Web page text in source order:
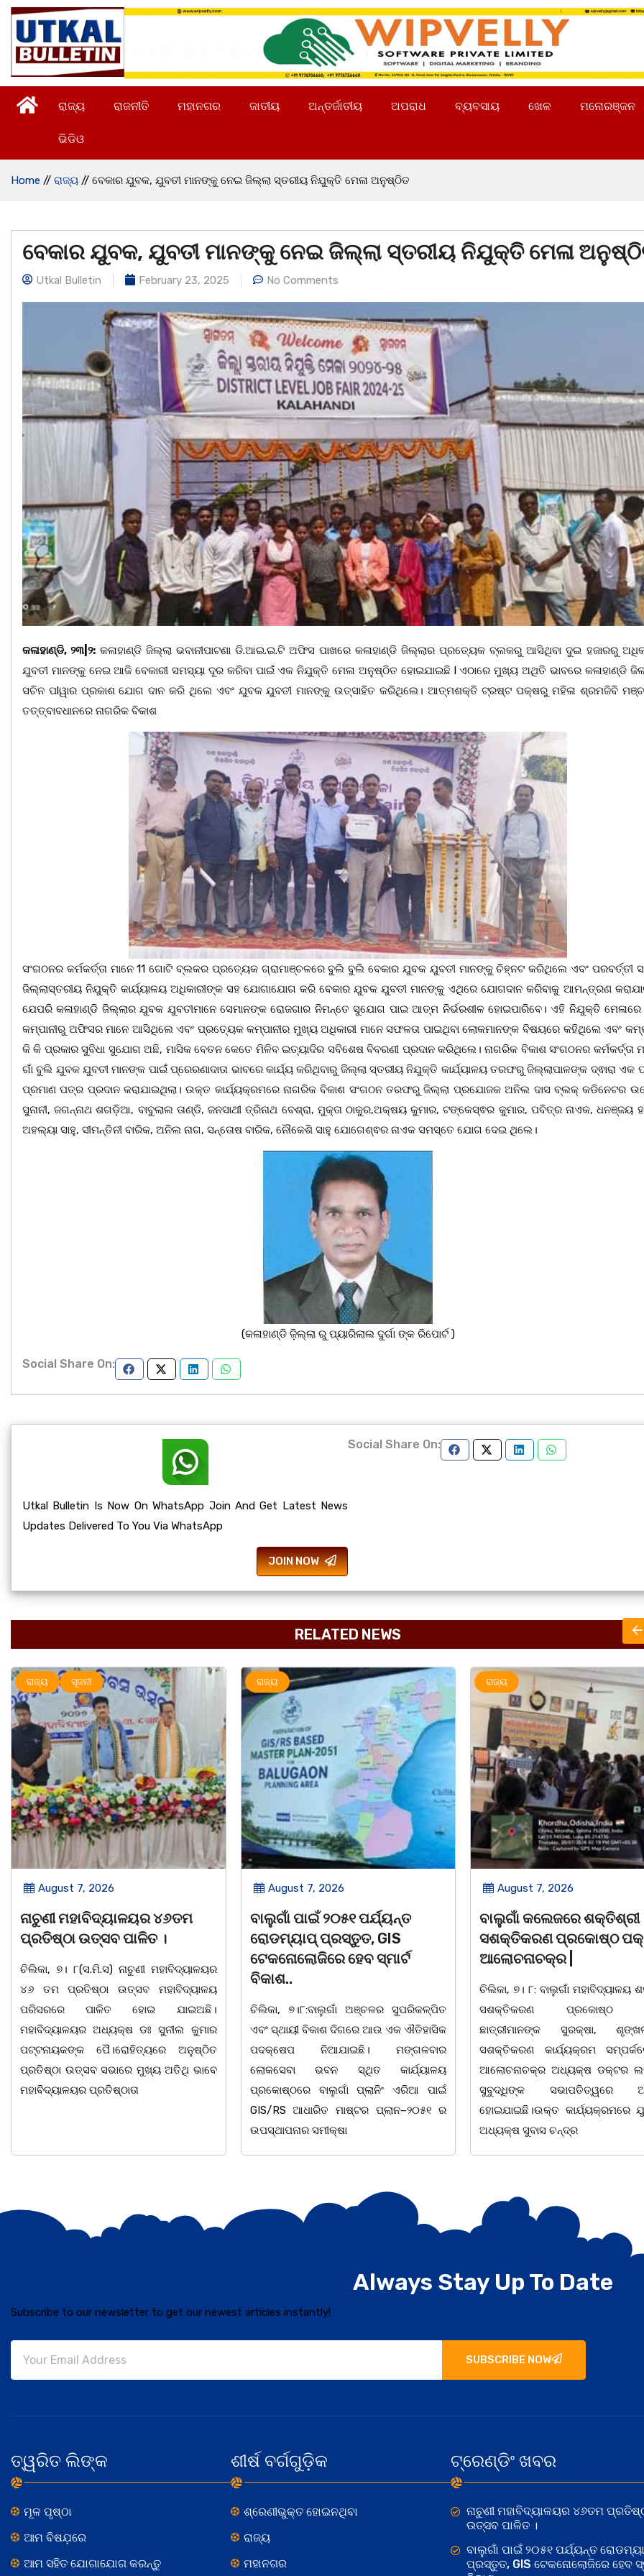
ରାଜ୍ୟ ରାଜନୀତି ମହାନଗର ଜାତୀୟ ଅନ୍ତର୍ଜାତୀୟ ଅପରାଧ ବ୍ୟବସାୟ ଖେଳ ମନୋରଞ୍ଜନ
ଭିଡିଓ
Home // ରାଜ୍ୟ // ବେକାର ଯୁବକ, ଯୁବତୀ ମାନଙ୍କୁ ନେଇ ଜିଲ୍ଲା ସ୍ତରୀୟ ନିଯୁକ୍ତି ମେଳା ଅନୁଷ୍ଠିତ
ବେକାର ଯୁବକ, ଯୁବତୀ ମାନଙ୍କୁ ନେଇ ଜିଲ୍ଲା ସ୍ତରୀୟ ନିଯୁକ୍ତି ମେଳା
Utkal Bulletin February 23, 2025 No Comments
କଳାହାଣ୍ଡି, ୨୩|୨: କଳାହାଣ୍ଡି ଜିଲ୍ଲା ଭବାନୀପାଟଣା ଡି.ଆଇ.ଇ.ଟି ଅଫିସ ପାଖରେ କଳାହାଣ୍ଡି ଜିଲ୍ଲାର ପ୍ରତ୍ୟେକ ବ୍ଲକରୁ ଆସିଥିବା ଦୁଇ ହଜାରରୁ
ଯୁବତୀ ମାନଙ୍କୁ ନେଇ ଆଜି ବେକାରୀ ସମସ୍ୟା ଦୂର କରିବା ପାଇଁ ଏକ ନିଯୁକ୍ତି ମେଳା ଅନୁଷ୍ଠିତ ହୋଇଯାଇଛି l ଏଠାରେ ମୁଖ୍ୟ ଅଥିତି ଭାବରେ କଳାହାଣ୍ଡି
ସଚିନ ପlୱାର ପ୍ରକାଶ ଯୋଗ ଦାନ କରି ଥିଲେ ଏବଂ ଯୁବକ ଯୁବତୀ ମାନଙ୍କୁ ଉତ୍ସାହିତ କରିଥିଲେ। ଆତ୍ମଶକ୍ତି ଟ୍ରଷ୍ଟ ପକ୍ଷରୁ ମହିଳା ଶ୍ରମଜିବି ମଞ୍ଚ
ତତ୍ତ୍ବାବଧାନରେ ନାଗରିକ ବିକାଶ
ସଂଗଠନର କର୍ମକର୍ତ୍ତା ମାନେ 11 ଗୋଟି ବ୍ଲକର ପ୍ରତ୍ୟେକ ଗ୍ରାମାଞ୍ଚଳରେ ବୁଲି ବୁଲି ବେକାର ଯୁବକ ଯୁବତୀ ମାନଙ୍କୁ ଚିହ୍ନଟ କରିଥିଲେ ଏବଂ ପରବର୍ତ୍ତୀ
ଜିଲ୍ଲାସ୍ତରୀୟ ନିଯୁକ୍ତି କାର୍ଯ୍ୟାଳୟ ଅଧିକାରୀଙ୍କ ସହ ଯୋଗାଯୋଗ କରି ବେକାର ଯୁବକ ଯୁବତୀ ମାନଙ୍କୁ ଏଥିରେ ଯୋଗଦାନ କରିବାକୁ ଆମନ୍ତ୍ରଣ
ଯେପରି କଳାହାଣ୍ଡି ଜିଲ୍ଲାର ଯୁବକ ଯୁବତୀମାନେ ସେମାନଙ୍କ ରୋଜଗାର ନିମନ୍ତେ ସୁଯୋଗ ପାଇ ଆତ୍ମ ନିର୍ଭରଶୀଳ ହୋଇପାରିବେ। ଏହି ନିଯୁକ୍ତି
କମ୍ପାନୀରୁ ଅଫିସର ମାନେ ଆସିଥିଲେ ଏବଂ ପ୍ରତ୍ୟେକ କମ୍ପାନୀର ମୁଖ୍ୟ ଅଧିକାରୀ ମାନେ ସଫଳତା ପାଇଥିବା ଲୋକମାନଙ୍କ ବିଷୟରେ କହିଥିଲେ ଏବଂ
କି କି ପ୍ରକାର ସୁବିଧା ସୁଯୋଗ ଅଛି, ମାସିକ ବେତନ କେତେ ମିଳିବ ଇତ୍ୟାଦିର ସବିଶେଷ ବିବରଣୀ ପ୍ରଦାନ କରିଥିଲେ। ନାଗରିକ ବିକାଶ ସଂଗଠନର କର୍ମକର୍ତ୍ତା
ଗାଁ ବୁଲି ଯୁବକ ଯୁବତୀ ମାନଙ୍କ ପାଇଁ ପ୍ରେରଣାଦାତା ଭାବରେ କାର୍ଯ୍ୟ କରିଥିବାରୁ ଜିଲ୍ଲା ସ୍ତରୀୟ ନିଯୁକ୍ତି କାର୍ଯ୍ୟାଳୟ ତରଫରୁ ଜିଲ୍ଲାପାଳଙ୍କ ଦ୍ଵାରା ଏକ
ପ୍ରମାଣ ପତ୍ର ପ୍ରଦାନ କରାଯାଇଥିଲା। ଉକ୍ତ କାର୍ଯ୍ୟକ୍ରମରେ ନାଗରିକ ବିକାଶ ସଂଗଠନ ତରଫରୁ ଜିଲ୍ଲା ପ୍ରଯୋଜକ ଅନିଲ ଦାସ ବ୍ଲକ୍ କଡିନେଟର
ସୁନାନୀ, ଜଗନ୍ନାଥ ଶଗଡ଼ିଆ, ବାବୁଲାଲ ତାଣ୍ଡି, ଜନସାଥୀ ତ୍ରିନାଥ ବେଶ୍ରା, ମୁକ୍ତା ଠାକୁର,ଅକ୍ଷୟ କୁମାର, ଟଙ୍କେସ୍ଵର କୁମାର, ପବିତ୍ର ନାଏକ, ଧନଞ୍ଜୟ
ଅହଲ୍ୟା ସାହୁ, ସୀମନ୍ତିନୀ ବାରିକ, ଅନିଲ ନାଗ, ସନ୍ତୋଷ ବାରିକ, ନୌକେଶି ସାହୁ ଯୋଗେଶ୍ଵର ନାଏକ ସମସ୍ତେ ଯୋଗ ଦେଇ ଥିଲେ।
(କଳାହାଣ୍ଡି ଜ଼ିଲ୍ଲା ରୁ ପ୍ୟାରିଲାଲ ଦୁର୍ଗା ଙ୍କ ରିପୋର୍ଟ )
Social Share On:
Utkal Bulletin Is Now On WhatsApp Join And Get Latest News
Updates Delivered To You Via WhatsApp
JOIN NOW
Social Share On:
RELATED NEWS
ରାଜ୍ୟ
August 7, 2026
ବାଲୁଗାଁ ପାଇଁ ୨୦୫୧ ପର୍ଯ୍ୟନ୍ତ
ରୋଡମ୍ୟାପ୍ ପ୍ରସ୍ତୁତ, GIS
ବିକାଶ..
ଚିଲିକା, ୭।୮:ବାଲୁଗାଁ ଅଞ୍ଚଳର ସୁପରିକଳ୍ପିତ
ଏବଂ ସ୍ଥାୟୀ ବିକାଶ ଦିଗରେ ଆଉ ଏକ ଐତିହାସିକ
ପଦକ୍ଷେପ ନିଆଯାଇଛି। ମଙ୍ଗଳବାର
ଲୋକସେବା ଭବନ ସ୍ଥିତ କାର୍ଯ୍ୟାଳୟ
ପ୍ରକୋଷ୍ଠରେ ବାଲୁଗାଁ ପ୍ଲାନିଂ ଏରିଆ ପାଇଁ
ରାଜ୍ୟ
August 7, 2026
ବାଲୁଗାଁ କଲେଜରେ ଶକ୍ତିଶ୍ରୀ
ସଶକ୍ତିକରଣ ପ୍ରକୋଷ୍ଠ ପକ୍ଷରୁ
ଆଲୋଚନାଚକ୍ର |
ସଶକ୍ତିକରଣ ପ୍ରକୋଷ୍ଠ ପକ୍ଷରୁ
ଛାତ୍ରୀମାନଙ୍କ ସୁରକ୍ଷା, ଶୃଙ୍ଖଳା ଓ
ସଶକ୍ତିକରଣ କାର୍ଯ୍ୟକ୍ରମ ସମ୍ପର୍କରେ ଏକ
ଆଲୋଚନାଚକ୍ର ଅଧ୍ୟକ୍ଷ ଡକ୍ଟର ଲଷ୍ମୀଧର
ସୁବୁଦ୍ଧିଙ୍କ ସଭାପତିତ୍ୱରେ ଅନୁଷ୍ଠିତ
ହୋଇଯାଇଛି।ଉକ୍ତ କାର୍ଯ୍ୟକ୍ରମରେ ଯୁକ୍ତଦୁଇ
ଅଧ୍ୟକ୍ଷ ସୁବାସ ଚନ୍ଦ୍ର
ରାଜ୍ୟ
August 7, 2026
ନିଶାଶକ୍ତ ଯୁବକକୁ ଉଦ୍ଧାର
ଚିକିତ୍ସା ପରେ ଘରକୁ ପଠାଇଲା
ବାଲୁଗାଁ ପୋଲିସ
ଚିଲିକା, ୭।୮:ବର୍ତ୍ତମାନ ସମୟରେ
ବଞ୍ଚି ରହିଛି।ଯାହାର ଜ୍ୱଳନ୍ତ
ବାଲୁଗାଁ ପୋଲିସ।ଖବର ମୁତାବକ
ମଧ୍ୟାହ୍ନରେ ଜଣେ ବ୍ୟକ୍ତି
ନିକଟରେ କ୍ଷତବିକ୍ଷତ
ସାଧାରଣ ଜନତାଙ୍କୁ ଗାଳିଗୁଲଜ
ସ୍ଥାନୀୟ ଲୋକେ ୧୧୨
Always Stay Up To Date
Subscribe to our newsletter to get our newest articles instantly!
SUBSCRIBE NOW
ତ୍ୱରିତ ଲିଙ୍କ
ମୂଳ ପୃଷ୍ଠା
ଆମ ବିଷଯ଼ରେ
ଆମ ସହିତ ଯୋଗାଯୋଗ କରନ୍ତୁ
ଶୀର୍ଷ ବର୍ଗଗୁଡ଼ିକ
ଶ୍ରେଣୀଭୁକ୍ତ ହୋଇନଥିବା
ରାଜ୍ୟ
ମହାନଗର
ଟ୍ରେଣ୍ଡିଂ ଖବର
ନାଚୁଣୀ ମହାବିଦ୍ୟାଳୟର ୪୬ତମ
ଉତ୍ସବ ପାଳିତ ।
ବାଲୁଗାଁ ପାଇଁ ୨୦୫୧ ପର୍ଯ୍ୟନ୍ତ
ପ୍ରସ୍ତୁତ, GIS ଟେକନୋଲୋଜିରେ ହେବ